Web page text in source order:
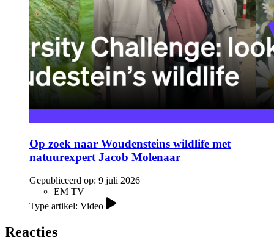
Op zoek naar Woudensteins wildlife met
natuurexpert Jacob Molenaar
Gepubliceerd op: 9 juli 2026
EM TV
Type artikel: Video
Reacties